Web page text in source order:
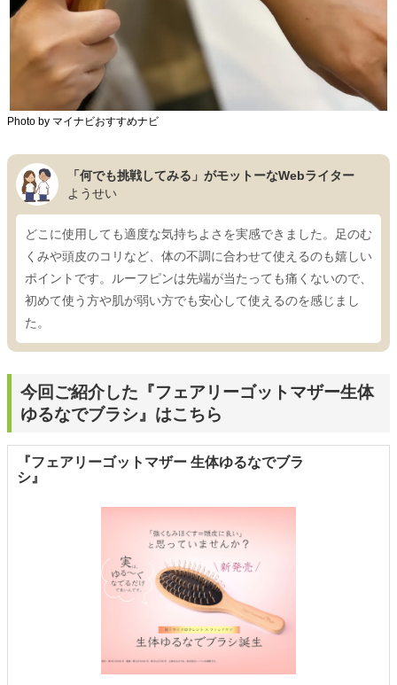
Photo by マイナビおすすめナビ
「何でも挑戦してみる」がモットーなWebライター
ようせい
どこに使用しても適度な気持ちよさを実感できました。足のむ
くみや頭皮のコリなど、体の不調に合わせて使えるのも嬉しい
ポイントです。ルーフピンは先端が当たっても痛くないので、
初めて使う方や肌が弱い方でも安心して使えるのを感じまし
た。
今回ご紹介した『フェアリーゴットマザー生体
ゆるなでブラシ』はこちら
『フェアリーゴットマザー 生体ゆるなでブラ
シ』